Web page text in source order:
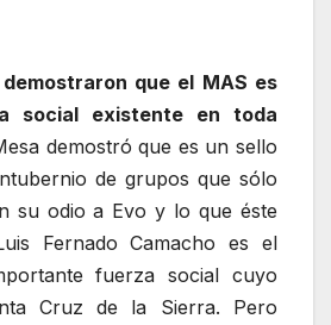
que el MAS es
social existente en toda
demostró que es un sello
de grupos que sólo
su odio a Evo y lo que éste
Fernado Camacho es el
fuerza social cuyo
Cruz de la Sierra. Pero